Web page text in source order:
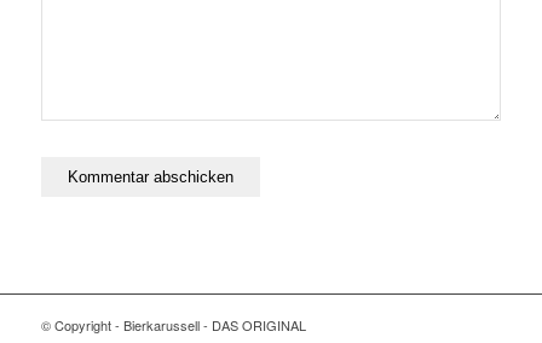
© Copyright - Bierkarussell - DAS ORIGINAL